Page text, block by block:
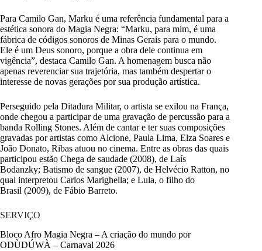
Para Camilo Gan, Marku é uma referência fundamental para a
estética sonora do Magia Negra: “Marku, para mim, é uma
fábrica de códigos sonoros de Minas Gerais para o mundo.
Ele é um Deus sonoro, porque a obra dele continua em
vigência”, destaca Camilo Gan. A homenagem busca não
apenas reverenciar sua trajetória, mas também despertar o
interesse de novas gerações por sua produção artística.
Perseguido pela Ditadura Militar, o artista se exilou na França,
onde chegou a participar de uma gravação de percussão para a
banda Rolling Stones. Além de cantar e ter suas composições
gravadas por artistas como Alcione, Paula Lima, Elza Soares e
João Donato, Ribas atuou no cinema. Entre as obras das quais
participou estão Chega de saudade (2008), de Laís
Bodanzky; Batismo de sangue (2007), de Helvécio Ratton, no
qual interpretou Carlos Marighella; e Lula, o filho do
Brasil (2009), de Fábio Barreto.
SERVIÇO
Bloco Afro Magia Negra – A criação do mundo por
ODÙDÚWÀ – Carnaval 2026